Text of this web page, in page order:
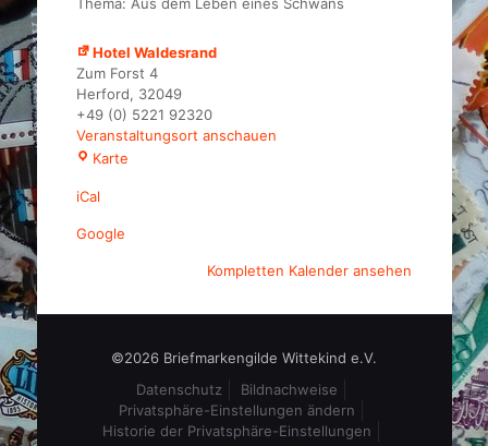
Hotel Waldesrand
Zum Forst 4
Herford, 32049
+49 (0) 5221 92320
Veranstaltungsort anschauen
KarteHotel
iCal
Google
Kompletten Kalender ansehen
©2026 Briefmarkengilde Wittekind e.V.
Datenschutz
Bildnachweise
Privatsphäre-Einstellungen ändern
Historie der Privatsphäre-Einstellungen